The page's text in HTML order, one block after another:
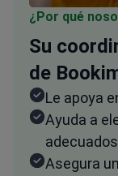
¿Por qué
Su
de
Le apoya
Ayuda a
adecuados
Asegura